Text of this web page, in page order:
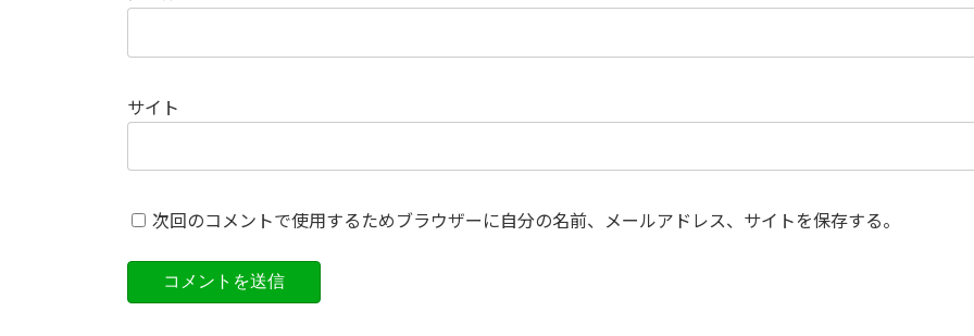
サイト
次回のコメントで使用するためブラウザーに自分の名前、メールアドレス、サイトを保存する。